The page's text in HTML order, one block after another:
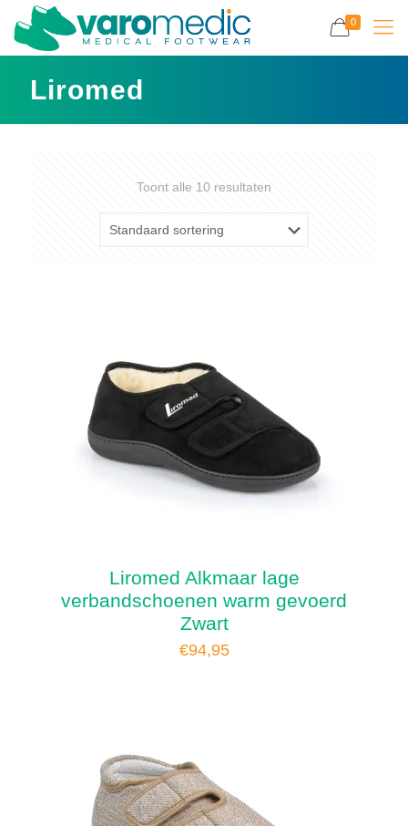
0
Liromed
Toont alle 10 resultaten
Liromed Alkmaar lage
verbandschoenen warm gevoerd
Zwart
€94,95